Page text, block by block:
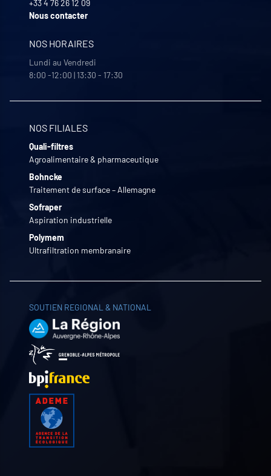
+33 4 76 26 12 09
Nous contacter
NOS HORAIRES
Lundi au Vendredi
8:00 -12:00 | 13:30 - 17:30
NOS FILIALES
Quali-filtres
Agroalimentaire & pharmaceutique
Bohncke
Traitement de surface – Allemagne
Sofraper
Aspiration industrielle
Polymem
Ultrafiltration membranaire
SOUTIEN REGIONAL & NATIONAL